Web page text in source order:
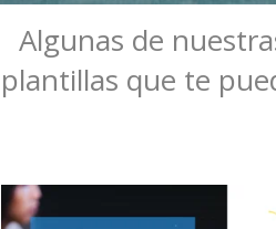
Algunas de
plantillas que te